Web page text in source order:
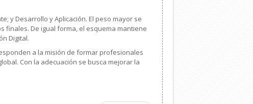
y Desarrollo y Aplicación. El peso mayor se
finales. De igual forma, el esquema mantiene
Digital.
a la misión de formar profesionales
Con la adecuación se busca mejorar la